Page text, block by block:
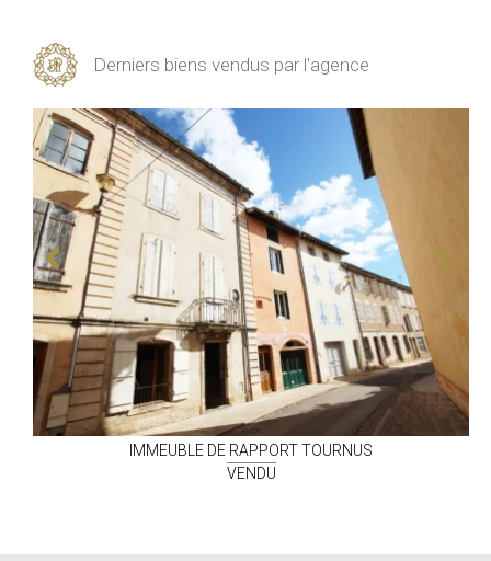
Derniers biens vendus par l'agence
IMMEUBLE DE RAPPORTTOURNUS
VENDU